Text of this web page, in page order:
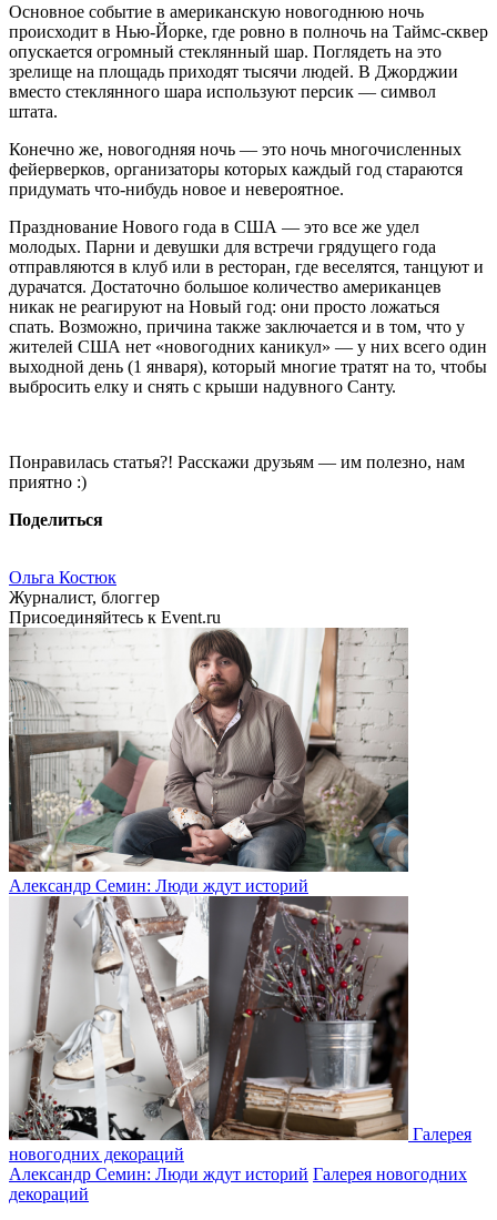
Основное событие в американскую новогоднюю ночь
происходит в Нью-Йорке, где ровно в полночь на Таймс-сквер
опускается огромный стеклянный шар. Поглядеть на это
зрелище на площадь приходят тысячи людей. В Джорджии
вместо стеклянного шара используют персик — символ
штата.
Конечно же, новогодняя ночь — это ночь многочисленных
фейерверков, организаторы которых каждый год стараются
придумать что-нибудь новое и невероятное.
Празднование Нового года в США — это все же удел
молодых. Парни и девушки для встречи грядущего года
отправляются в клуб или в ресторан, где веселятся, танцуют и
дурачатся. Достаточно большое количество американцев
никак не реагируют на Новый год: они просто ложаться
спать. Возможно, причина также заключается и в том, что у
жителей США нет «новогодних каникул» — у них всего один
выходной день (1 января), который многие тратят на то, чтобы
выбросить елку и снять с крыши надувного Санту.
Понравилась статья?! Расскажи друзьям — им полезно, нам
приятно :)
Поделиться
Ольга Костюк
Журналист, блоггер
Присоединяйтесь к Event.ru
Александр Семин: Люди ждут историй
Галерея
новогодних декораций
Александр Семин: Люди ждут историй Галерея новогодних
декораций